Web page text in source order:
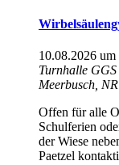
10.08.2026 um
Turnhalle GGS
Meerbusch,
Offen für alle
Schulferien
der Wiese
Paetzel